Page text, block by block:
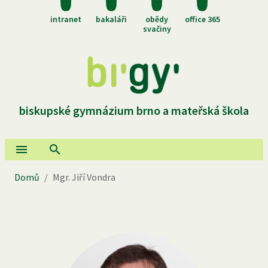
intranet bakaláři
obědy
svačiny
office 365
biskupské gymnázium brno a mateřská škola
Domů / Mgr. Jiří Vondra